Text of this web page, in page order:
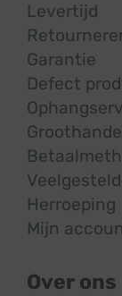
Levertijd
Garantie
Defect
Herroeping
Mijn
Over ons